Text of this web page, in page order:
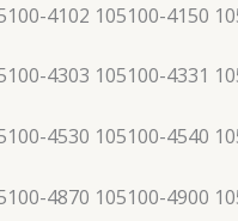
4102 105100-4150
4303 105100-4331
4530 105100-4540
4870 105100-4900